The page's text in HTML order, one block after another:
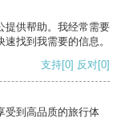
提供帮助。我经常需要
找到我需要的信息。
支持[0] 反对[0]
受到高品质的旅行体